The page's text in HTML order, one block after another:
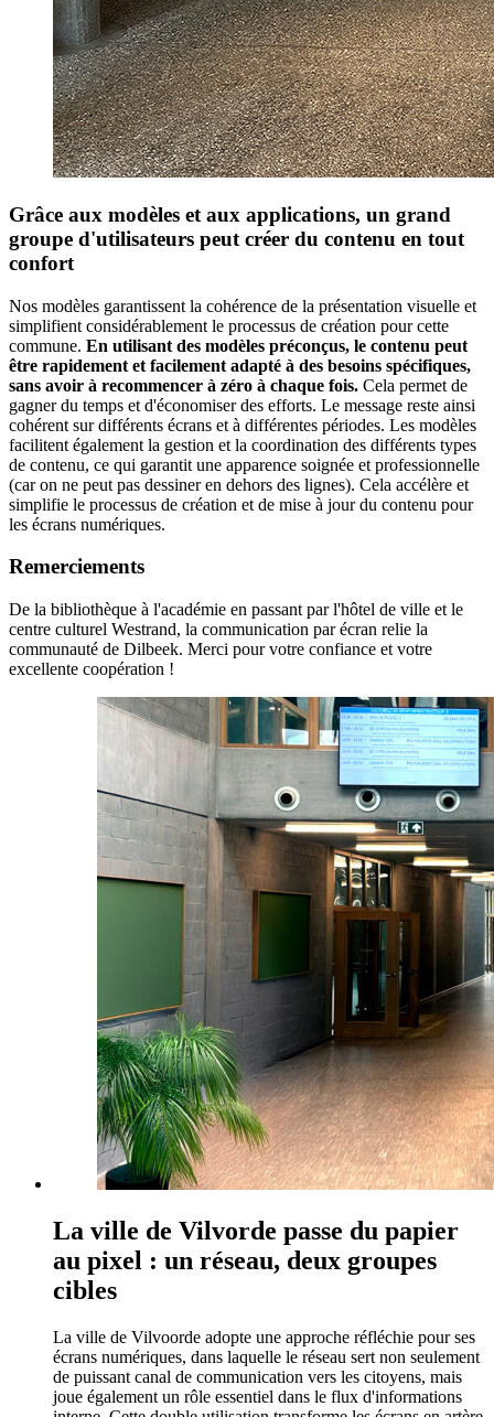
Grâce aux modèles et aux applications, un grand
groupe d'utilisateurs peut créer du contenu en tout
confort
Nos modèles garantissent la cohérence de la présentation visuelle et
simplifient considérablement le processus de création pour cette
commune. En utilisant des modèles préconçus, le contenu peut
être rapidement et facilement adapté à des besoins spécifiques,
sans avoir à recommencer à zéro à chaque fois. Cela permet de
gagner du temps et d'économiser des efforts. Le message reste ainsi
cohérent sur différents écrans et à différentes périodes. Les modèles
facilitent également la gestion et la coordination des différents types
de contenu, ce qui garantit une apparence soignée et professionnelle
(car on ne peut pas dessiner en dehors des lignes). Cela accélère et
simplifie le processus de création et de mise à jour du contenu pour
les écrans numériques.
Remerciements
De la bibliothèque à l'académie en passant par l'hôtel de ville et le
centre culturel Westrand, la communication par écran relie la
communauté de Dilbeek. Merci pour votre confiance et votre
excellente coopération !
La ville de Vilvorde passe du papier
au pixel : un réseau, deux groupes
cibles
La ville de Vilvoorde adopte une approche réfléchie pour ses
écrans numériques, dans laquelle le réseau sert non seulement
de puissant canal de communication vers les citoyens, mais
joue également un rôle essentiel dans le flux d'informations